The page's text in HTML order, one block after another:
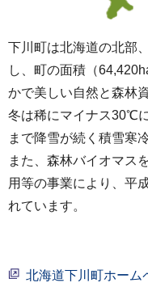
下川町は北海道の北部
し、町の面積（
かで美しい自然と森林
冬は稀にマイナス30℃
まで降雪が続く積雪寒
また、森林バイオマス
用等の事業により、平
れています。
北海道下川町ホーム